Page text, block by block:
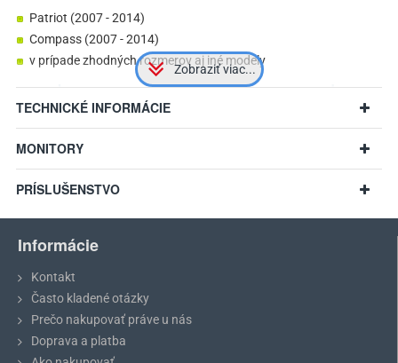
Patriot (2007 - 2014)
Compass (2007 - 2014)
v prípade zhodných rozmerov aj iné modely
Odporúčanie:Pred nákupom si prosím zmerajte rozmery vášho
TECHNICKÉ INFORMÁCIE
MONITORY
PRÍSLUŠENSTVO
Informácie
Kontakt
Často kladené otázky
Prečo nakupovať práve u nás
Doprava a platba